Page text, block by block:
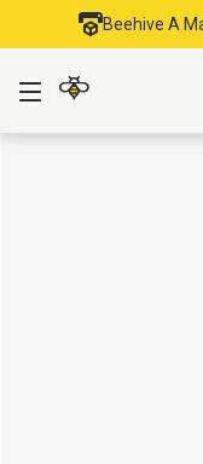
Beehive A